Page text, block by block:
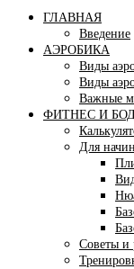
ГЛАВНАЯ
Введение
АЭРОБИКА
Виды
Виды
Важные
ФИТНЕС И
Для
Советы и